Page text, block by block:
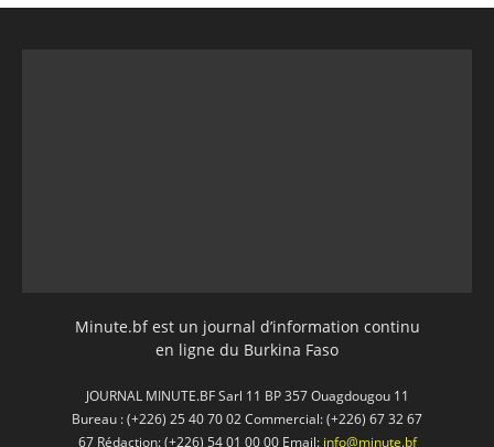
Minute.bf est un journal d’information continu
en ligne du Burkina Faso
JOURNAL MINUTE.BF Sarl 11 BP 357 Ouagdougou 11
Bureau : (+226) 25 40 70 02 Commercial: (+226) 67 32 67
67 Rédaction: (+226) 54 01 00 00 Email: info@minute.bf